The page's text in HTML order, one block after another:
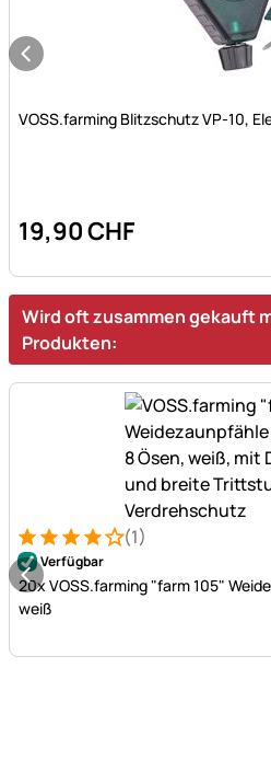
VOSS.farming Blitzschutz VP-10,
19,90CHF
Wird oft zusammen gekauft
Produkten:
Bewertung: 4 von 5 (1
1 Bewertung(1)
Verfügbar
20x VOSS.farming "farm 105"
weiß